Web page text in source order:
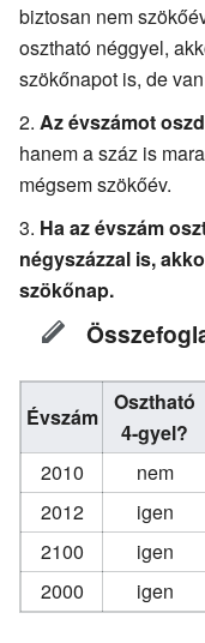
biztosan nem
osztható néggyel,
szökőnapot is, de
Az évszámot
hanem a száz is
mégsem szökőév.
Ha az évszám
négyszázzal is,
szökőnap.
Évszám
Osztható
4-gyel?
2010
nem
2012
igen
2100
igen
2000
igen